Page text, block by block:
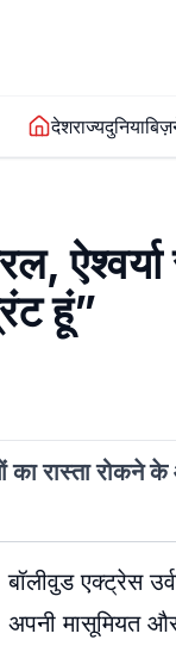
देशराज्यदुनिया
हूं”
का रास्ता
बॉलीवुड एक्ट्रेस
अपनी मासूमियत